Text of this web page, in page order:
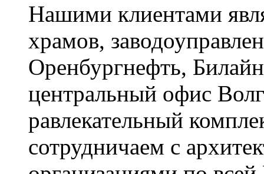
Нашими клиентами
храмов,
Оренбургнефть,
центральный офис
равлекательный
сотрудничаем с